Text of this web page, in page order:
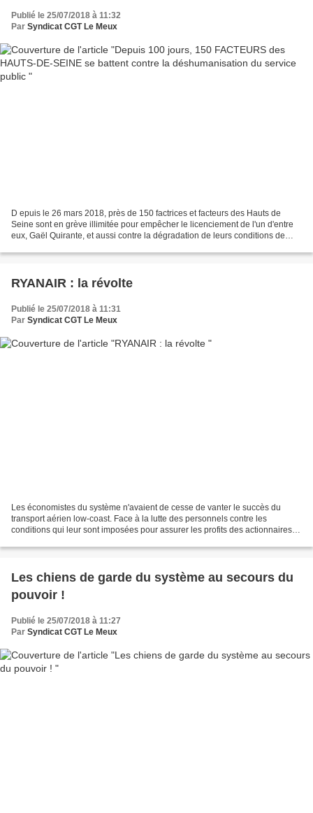
Publié le 25/07/2018 à 11:32
Par Syndicat CGT Le Meux
D epuis le 26 mars 2018, près de 150 factrices et facteurs des Hauts de
Seine sont en grève illimitée pour empêcher le licenciement de l'un d'entre
eux, Gaël Quirante, et aussi contre la dégradation de leurs conditions de
RYANAIR : la révolte
Publié le 25/07/2018 à 11:31
Par Syndicat CGT Le Meux
Les économistes du système n'avaient de cesse de vanter le succès du
transport aérien low-coast. Face à la lutte des personnels contre les
conditions qui leur sont imposées pour assurer les profits des actionnaires
Les chiens de garde du système au secours du
pouvoir !
Publié le 25/07/2018 à 11:27
Par Syndicat CGT Le Meux